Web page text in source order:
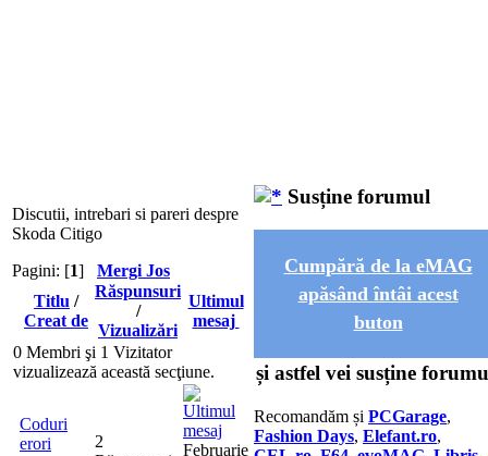
Discutii, intrebari si pareri despre
Skoda Citigo
Pagini: [1] Mergi Jos
Titlu /
Creat de
Răspunsuri
/
Vizualizări
Ultimul
mesaj
0 Membri şi 1 Vizitator
vizualizează această secţiune.
Coduri
erori
2
Februarie
Susține forumul
Cumpără de la eMAG
apăsând întâi acest
buton
și astfel vei susține
Recomandăm și PCGarage,
Fashion Days, Elefant.ro,